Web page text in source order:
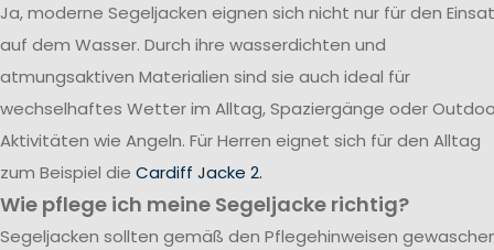
Ja, moderne Segeljacken eignen sich nicht nur für den
auf dem Wasser. Durch ihre wasserdichten und
atmungsaktiven Materialien sind sie auch ideal für
wechselhaftes Wetter im Alltag, Spaziergänge oder
Aktivitäten wie Angeln. Für Herren eignet sich für den Alltag
zum Beispiel die Cardiff Jacke 2.
Wie pflege ich meine Segeljacke richtig?
Segeljacken sollten gemäß den Pflegehinweisen